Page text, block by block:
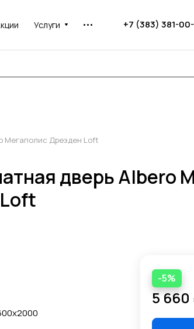
Услуги +7 (383) 381-00-
Мегаполис Дрезден Loft
дверь Albero
-5%
5 660